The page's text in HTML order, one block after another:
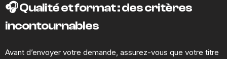
🎧 Qualité et format : des critères
incontournables
Avant d’envoyer votre demande, assurez-vous que votre titre